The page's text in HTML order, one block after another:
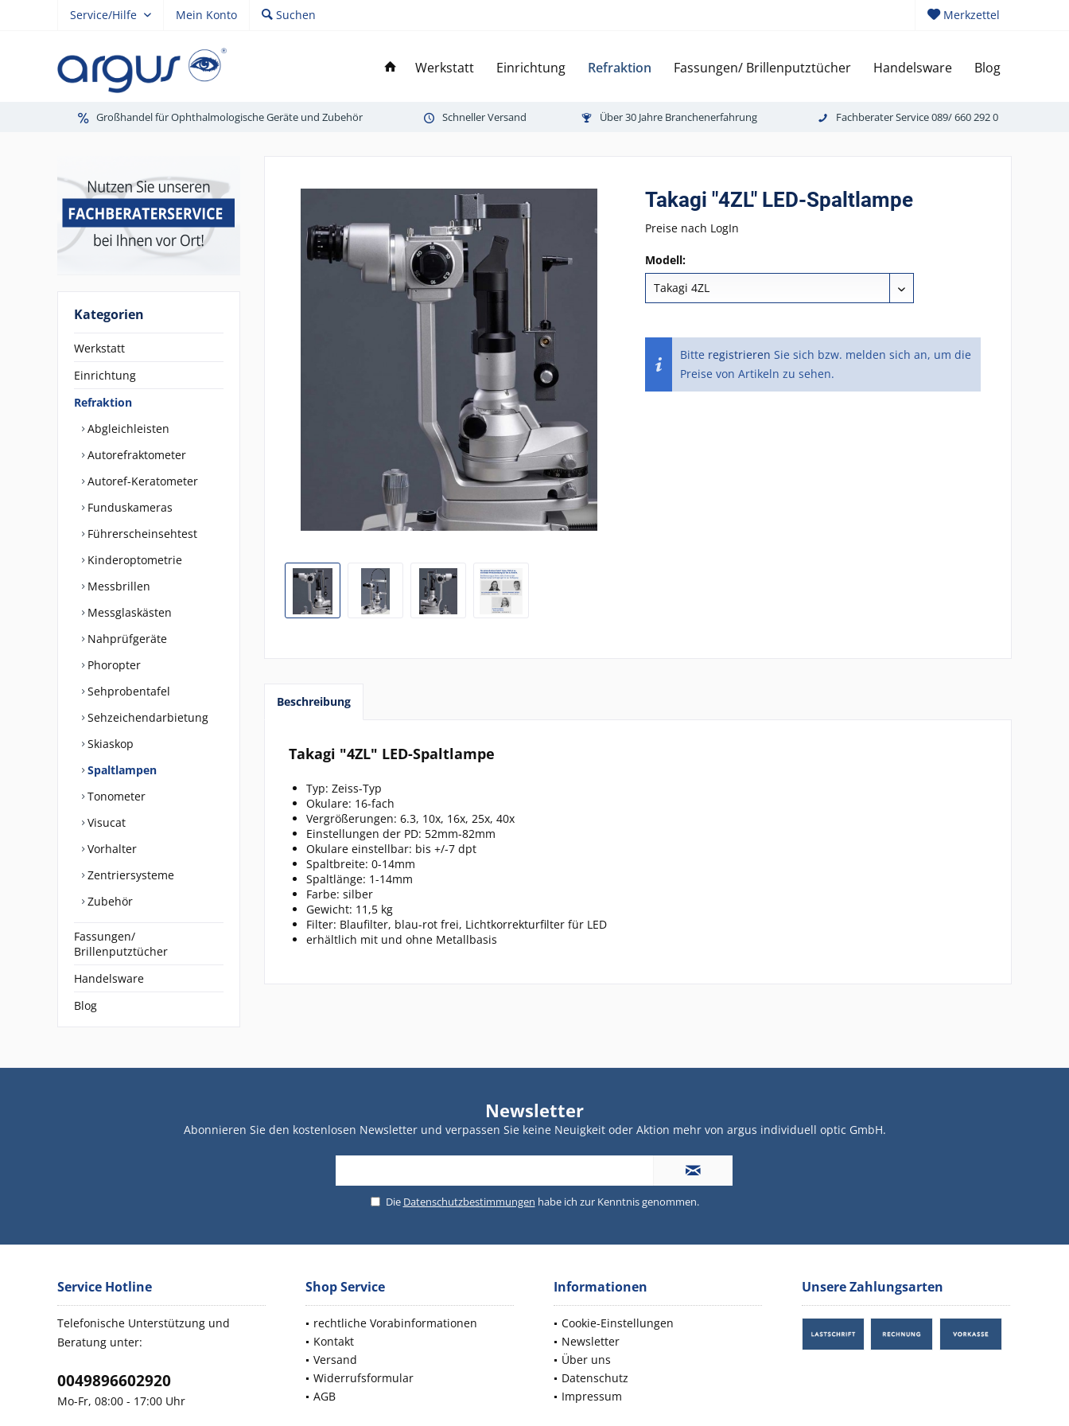
Merkzettel
Service/Hilfe Mein Konto Suchen
Werkstatt Einrichtung Refraktion Fassungen/ Brillenputztücher Handelsware Blog
Großhandel für Ophthalmologische Geräte und Zubehör Schneller Versand Über 30 Jahre Branchenerfahrung Fachberater Service 089/ 660 292 0
Kategorien
Werkstatt
Einrichtung
Refraktion
Abgleichleisten
Autorefraktometer
Autoref-Keratometer
Funduskameras
Führerscheinsehtest
Kinderoptometrie
Messbrillen
Messglaskästen
Nahprüfgeräte
Phoropter
Sehprobentafel
Sehzeichendarbietung
Skiaskop
Spaltlampen
Tonometer
Visucat
Vorhalter
Zentriersysteme
Zubehör
Fassungen/
Brillenputztücher
Handelsware
Blog
Takagi "4ZL" LED-Spaltlampe
Preise nach LogIn
Modell:
Bitte registrieren Sie sich bzw. melden sich an, um die
Preise von Artikeln zu sehen.
Beschreibung
Takagi "4ZL" LED-Spaltlampe
Typ: Zeiss-Typ
Okulare: 16-fach
Vergrößerungen: 6.3, 10x, 16x, 25x, 40x
Einstellungen der PD: 52mm-82mm
Okulare einstellbar: bis +/-7 dpt
Spaltbreite: 0-14mm
Spaltlänge: 1-14mm
Farbe: silber
Gewicht: 11,5 kg
Filter: Blaufilter, blau-rot frei, Lichtkorrekturfilter für LED
erhältlich mit und ohne Metallbasis
Newsletter
Abonnieren Sie den kostenlosen Newsletter und verpassen Sie keine Neuigkeit oder Aktion mehr von argus individuell optic GmbH.
Die Datenschutzbestimmungen habe ich zur Kenntnis genommen.
Service Hotline
Telefonische Unterstützung und
Beratung unter:
0049896602920
Mo-Fr, 08:00 - 17:00 Uhr
Shop Service
rechtliche Vorabinformationen
Kontakt
Versand
Widerrufsformular
AGB
Informationen
Cookie-Einstellungen
Newsletter
Über uns
Datenschutz
Impressum
Unsere Zahlungsarten